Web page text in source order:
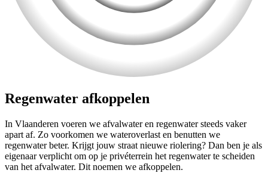
Regenwater afkoppelen
In Vlaanderen voeren we afvalwater en regenwater steeds vaker
apart af. Zo voorkomen we wateroverlast en benutten we
regenwater beter. Krijgt jouw straat nieuwe riolering? Dan ben je als
eigenaar verplicht om op je privéterrein het regenwater te scheiden
van het afvalwater. Dit noemen we afkoppelen.